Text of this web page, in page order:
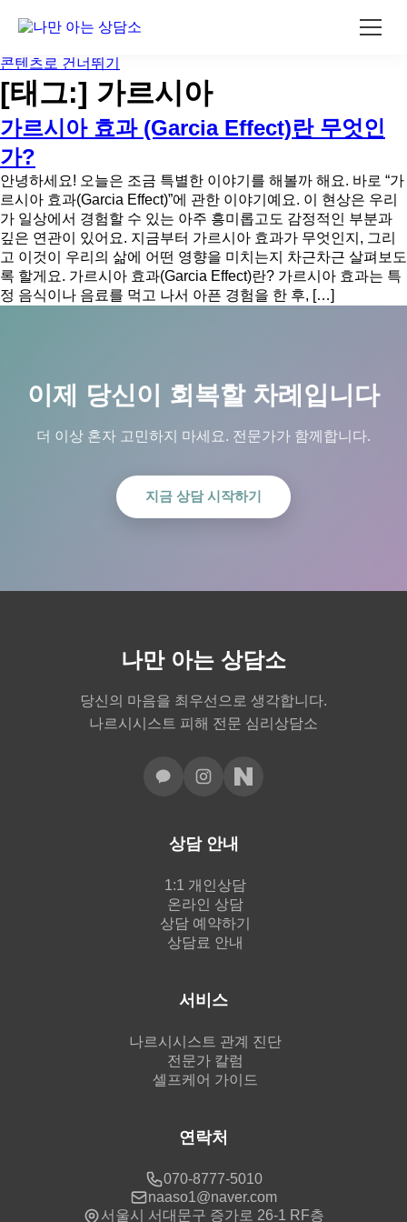
콘텐츠로 건너뛰기
[태그:] 가르시아
가르시아 효과 (Garcia Effect)란 무엇인
가?
안녕하세요! 오늘은 조금 특별한 이야기를 해볼까 해요. 바로 “가
르시아 효과(Garcia Effect)”에 관한 이야기예요. 이 현상은 우리
가 일상에서 경험할 수 있는 아주 흥미롭고도 감정적인 부분과
깊은 연관이 있어요. 지금부터 가르시아 효과가 무엇인지, 그리
고 이것이 우리의 삶에 어떤 영향을 미치는지 차근차근 살펴보도
록 할게요. 가르시아 효과(Garcia Effect)란? 가르시아 효과는 특
정 음식이나 음료를 먹고 나서 아픈 경험을 한 후, […]
이제 당신이 회복할 차례입니다
더 이상 혼자 고민하지 마세요. 전문가가 함께합니다.
지금 상담 시작하기
나만 아는 상담소
당신의 마음을 최우선으로 생각합니다.
나르시시스트 피해 전문 심리상담소
상담 안내
1:1 개인상담
온라인 상담
상담 예약하기
상담료 안내
서비스
나르시시스트 관계 진단
전문가 칼럼
셀프케어 가이드
연락처
070-8777-5010
naaso1@naver.com
서울시 서대문구 증가로 26-1 RF층